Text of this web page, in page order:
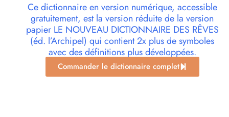
Ce dictionnaire en version numérique, accessible
gratuitement, est la version réduite de la version
papier LE NOUVEAU DICTIONNAIRE DES RÊVES
(éd. l’Archipel) qui contient 2x plus de symboles
avec des définitions plus développées.
Commander le dictionnaire complet